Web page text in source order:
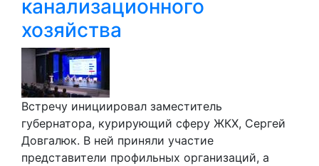
канализационного
хозяйства
Встречу инициировал заместитель
губернатора, курирующий сферу ЖКХ, Сергей
Довгалюк. В ней приняли участие
представители профильных организаций, а